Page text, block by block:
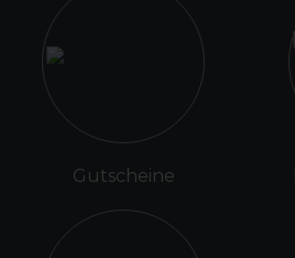
Gutscheine